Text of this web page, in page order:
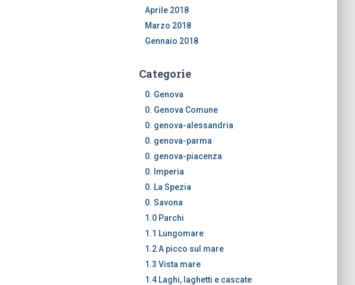
Aprile 2018
Marzo 2018
Gennaio 2018
Categorie
0. Genova
0. Genova Comune
0. genova-alessandria
0. genova-parma
0. genova-piacenza
0. Imperia
0. La Spezia
0. Savona
1.0 Parchi
1.1 Lungomare
1.2 A picco sul mare
1.3 Vista mare
1.4 Laghi, laghetti e cascate